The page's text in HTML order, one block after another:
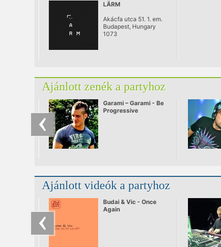
LÄRM
Akácfa utca 51. 1. em.
Budapest, Hungary
1073
Ajánlott zenék a partyhoz
Garami – Garami - Be
Progressive
Ajánlott videók a partyhoz
Budai & Vic - Once
Again